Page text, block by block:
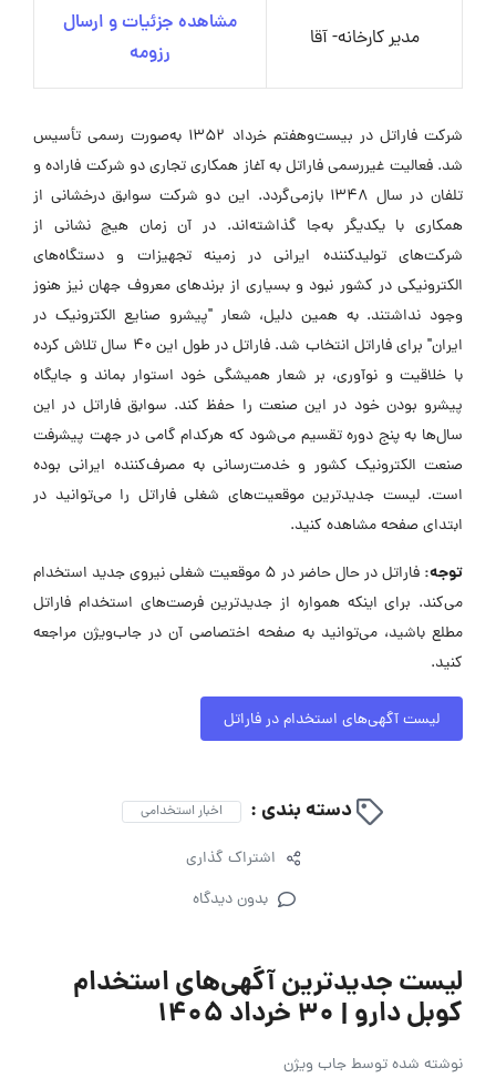
مدیر کارخانه- آقا
مشاهده جزئیات و ارسال
رزومه
شرکت فاراتل در بیست‌وهفتم خرداد 1352 به‌صورت رسمی تأسیس
شد. فعالیت غیررسمی فاراتل به آغاز همکاری تجاری دو شرکت فاراده و
تلفان در سال 1348 بازمی‌گردد. این دو شرکت سوابق درخشانی از
همکاری با یکدیگر به‌جا گذاشته‌اند. در آن زمان هیچ نشانی از
شرکت‌های تولیدکننده ایرانی در زمینه تجهیزات و دستگاه‌های
الکترونیکی در کشور نبود و بسیاری از برندهای معروف جهان نیز هنوز
وجود نداشتند. به همین دلیل، شعار "پیشرو صنایع الکترونیک در
ایران" برای فاراتل انتخاب شد. فاراتل در طول این 40 سال تلاش کرده
با خلاقیت و نوآوری، بر شعار همیشگی خود استوار بماند و جایگاه
پیشرو بودن خود در این صنعت را حفظ کند. سوابق فاراتل در این
سال‌ها به پنج دوره تقسیم می‌شود که هرکدام گامی در جهت پیشرفت
صنعت الکترونیک کشور و خدمت‌رسانی به مصرف‌کننده ایرانی بوده
است. لیست جدیدترین موقعیت‌های شغلی فاراتل را می‌توانید در
ابتدای صفحه مشاهده کنید.
توجه:
فاراتل در حال حاضر در ۵ موقعیت شغلی نیروی جدید استخدام
می‌کند. برای اینکه همواره از جدیدترین فرصت‌های استخدام فاراتل
مطلع باشید، می‌توانید به صفحه اختصاصی آن در جاب‌ویژن مراجعه
کنید.
لیست آگهی‌های استخدام در فاراتل
دسته بندی : اخبار استخدامی
اشتراک گذاری
بدون دیدگاه
لیست جدیدترین آگهی‌های استخدام
کوبل دارو | ۳۰ خرداد ۱۴۰۵
نوشته شده توسطجاب ویژن